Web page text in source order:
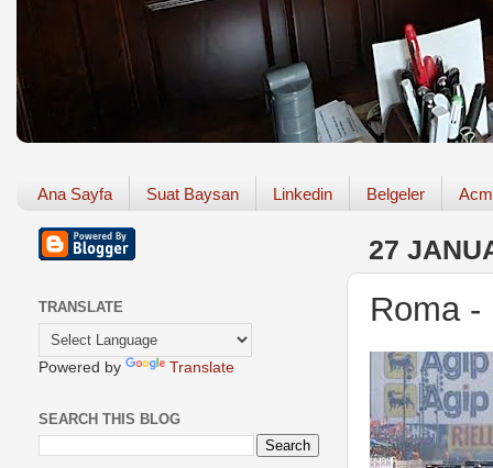
Ana Sayfa Suat Baysan Linkedin Belgeler
27
Roma -
TRANSLATE
Powered by Translate
SEARCH THIS BLOG